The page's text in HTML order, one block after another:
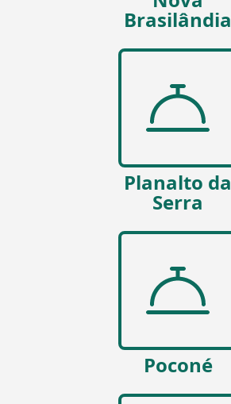
Brasilândia
Planalto da
Serra
Poconé